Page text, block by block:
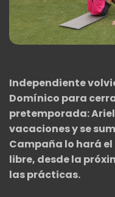
Independiente
Domínico para
pretemporada:
vacaciones y se
Campaña lo hará
libre, desde la
las prácticas.